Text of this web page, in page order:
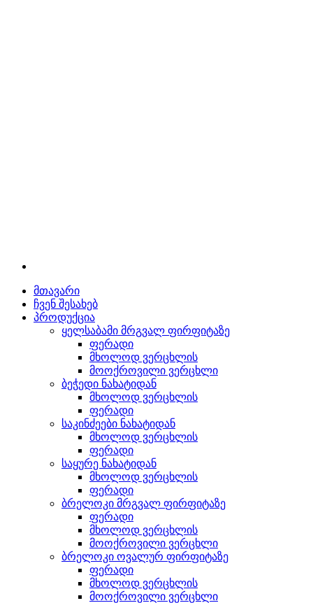
მთავარი
ჩვენ შესახებ
პროდუქცია
ყელსაბამი მრგვალ ფირფიტაზე
ფერადი
მხოლოდ ვერცხლის
მოოქროვილი ვერცხლი
ბეჭედი ნახატიდან
მხოლოდ ვერცხლის
ფერადი
საკინძეები ნახატიდან
მხოლოდ ვერცხლის
ფერადი
საყურე ნახატიდან
მხოლოდ ვერცხლის
ფერადი
ბრელოკი მრგვალ ფირფიტაზე
ფერადი
მხოლოდ ვერცხლის
მოოქროვილი ვერცხლი
ბრელოკი ოვალურ ფირფიტაზე
ფერადი
მხოლოდ ვერცხლის
მოოქროვილი ვერცხლი